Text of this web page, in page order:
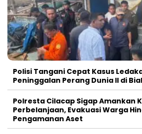
Polisi Tangani Cepat Kasus
Peninggalan Perang Dunia II di
Polresta Cilacap Sigap Amankan
Perbelanjaan, Evakuasi Warga
Pengamanan Aset